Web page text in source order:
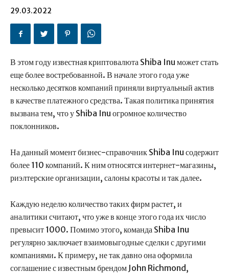
29.03.2022
В этом году известная криптовалюта Shiba Inu может стать
еще более востребованной. В начале этого года уже
несколько десятков компаний приняли виртуальный актив
в качестве платежного средства. Такая политика принятия
вызвана тем, что у Shiba Inu огромное количество
поклонников.
На данный момент бизнес-справочник Shiba Inu содержит
более 110 компаний. К ним относятся интернет-магазины,
риэлтерские организации, салоны красоты и так далее.
Каждую неделю количество таких фирм растет, и
аналитики считают, что уже в конце этого года их число
превысит 1000. Помимо этого, команда Shiba Inu
регулярно заключает взаимовыгодные сделки с другими
компаниями. К примеру, не так давно она оформила
соглашение с известным брендом John Richmond,